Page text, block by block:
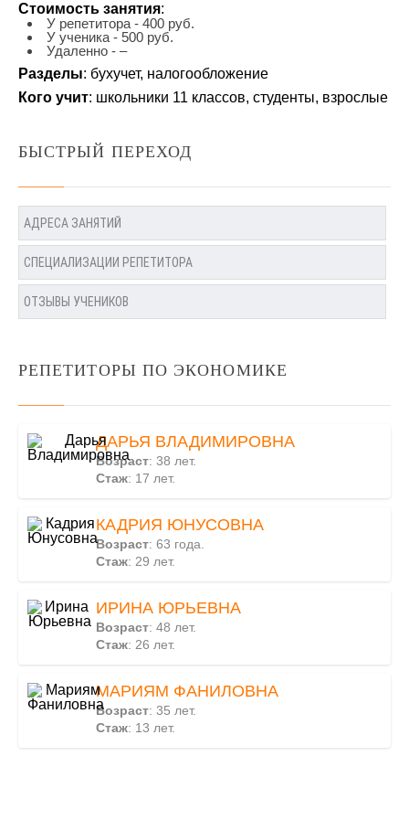
Стоимость занятия:
У репетитора - 400 руб.
У ученика - 500 руб.
Удаленно - –
Разделы: бухучет, налогообложение
Кого учит: школьники 11 классов, студенты, взрослые
БЫСТРЫЙ ПЕРЕХОД
АДРЕСА ЗАНЯТИЙ
СПЕЦИАЛИЗАЦИИ РЕПЕТИТОРА
ОТЗЫВЫ УЧЕНИКОВ
РЕПЕТИТОРЫ ПО ЭКОНОМИКЕ
ДАРЬЯ ВЛАДИМИРОВНА
Возраст: 38 лет.
Стаж: 17 лет.
КАДРИЯ ЮНУСОВНА
Возраст: 63 года.
Стаж: 29 лет.
ИРИНА ЮРЬЕВНА
Возраст: 48 лет.
Стаж: 26 лет.
МАРИЯМ ФАНИЛОВНА
Возраст: 35 лет.
Стаж: 13 лет.